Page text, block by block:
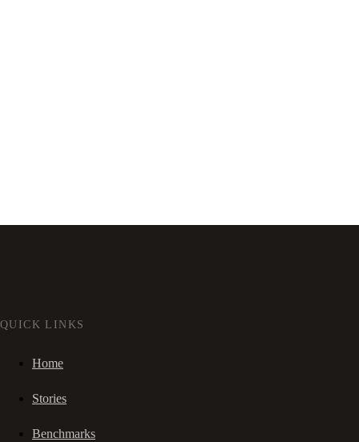
QUICK LINKS
Home
Stories
Benchmarks